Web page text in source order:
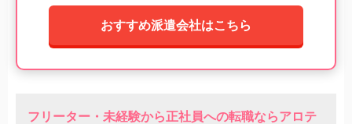
おすすめ派遣会社はこちら
フリーター・未経験から正社員への転職ならアロテ